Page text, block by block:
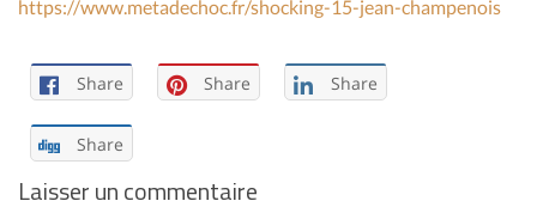
https://www.metadechoc.fr/shocking-15-jean-champenois
Share Share Share
Share
Laisser un commentaire